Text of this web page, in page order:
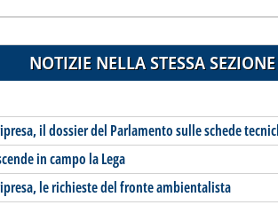
NOTIZIE NELLA STESSA SEZIONE
il dossier del Parlamento sulle schede
in campo la Lega
le richieste del fronte ambientalista